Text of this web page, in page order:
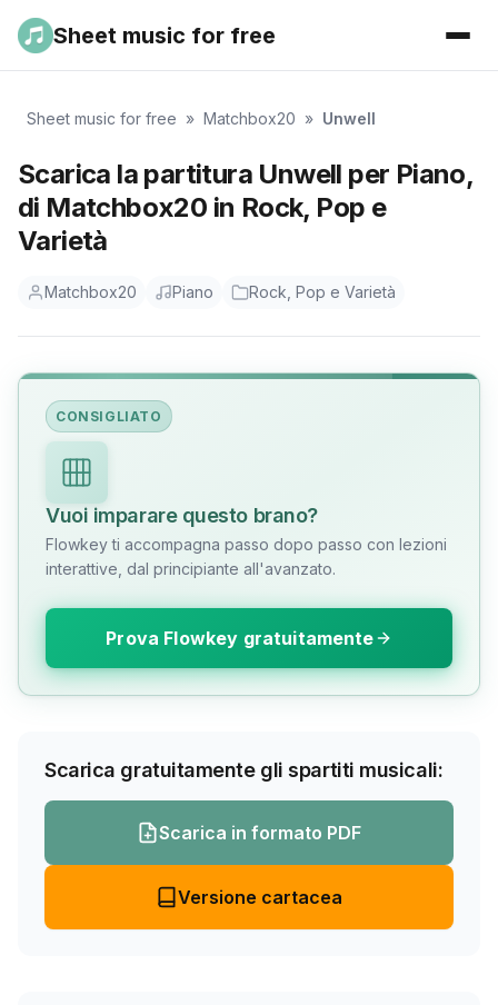
Sheet music for free
Sheet music for free » Matchbox20 » Unwell
Scarica la partitura Unwell per Piano,
di Matchbox20 in Rock, Pop e
Varietà
Matchbox20 Piano Rock, Pop e Varietà
CONSIGLIATO
Vuoi imparare questo brano?
Flowkey ti accompagna passo dopo passo con lezioni
interattive, dal principiante all'avanzato.
Prova Flowkey gratuitamente
Scarica gratuitamente gli spartiti musicali:
Scarica in formato PDF
Versione cartacea